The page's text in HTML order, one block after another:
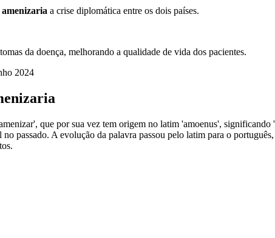
amenizaria a crise diplomática entre os dois países.
da doença, melhorando a qualidade de vida dos pacientes.
2024
que por sua vez tem origem no latim 'amoenus',
passado. A evolução da palavra passou pelo latim para o